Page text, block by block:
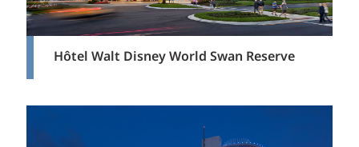
Hôtel Walt Disney World Swan Reserve